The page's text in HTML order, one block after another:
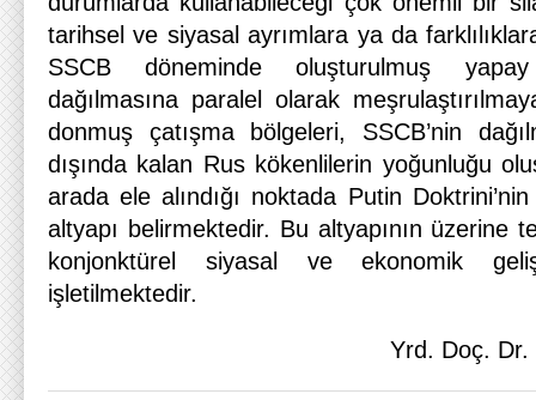
tarihsel ve siyasal ayrımlara ya da
SSCB döneminde oluşturulmuş yapay
dağılmasına paralel olarak
donmuş çatışma bölgeleri, SSCB’nin
dışında kalan Rus kökenlilerin yoğunluğu
arada ele alındığı noktada Putin
altyapı belirmektedir. Bu altyapının üzerine
konjonktürel siyasal ve ekonomik
işletilmektedir.
Yrd. Doç.